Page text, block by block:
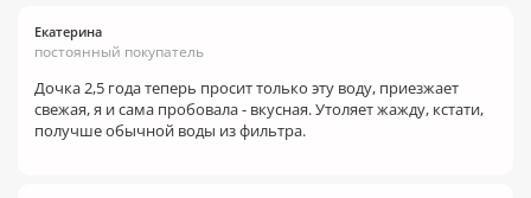
Екатерина
постоянный покупатель
Дочка 2,5 года теперь просит только эту воду, приезжает
свежая, я и сама пробовала - вкусная. Утоляет жажду, кстати,
получше обычной воды из фильтра.